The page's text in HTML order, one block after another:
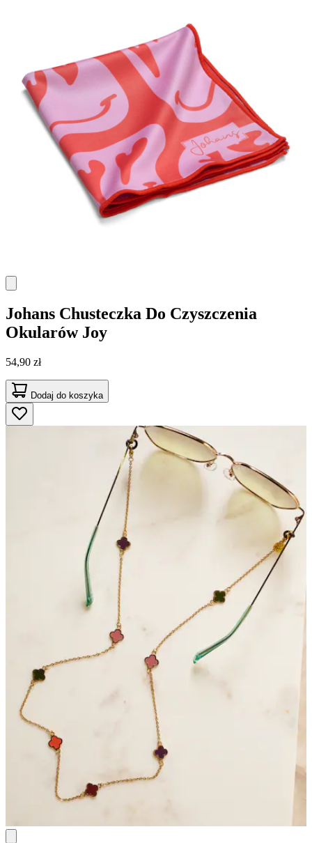
Johans Chusteczka Do Czyszczenia
Okularów Joy
54,90 zł
Dodaj do koszyka